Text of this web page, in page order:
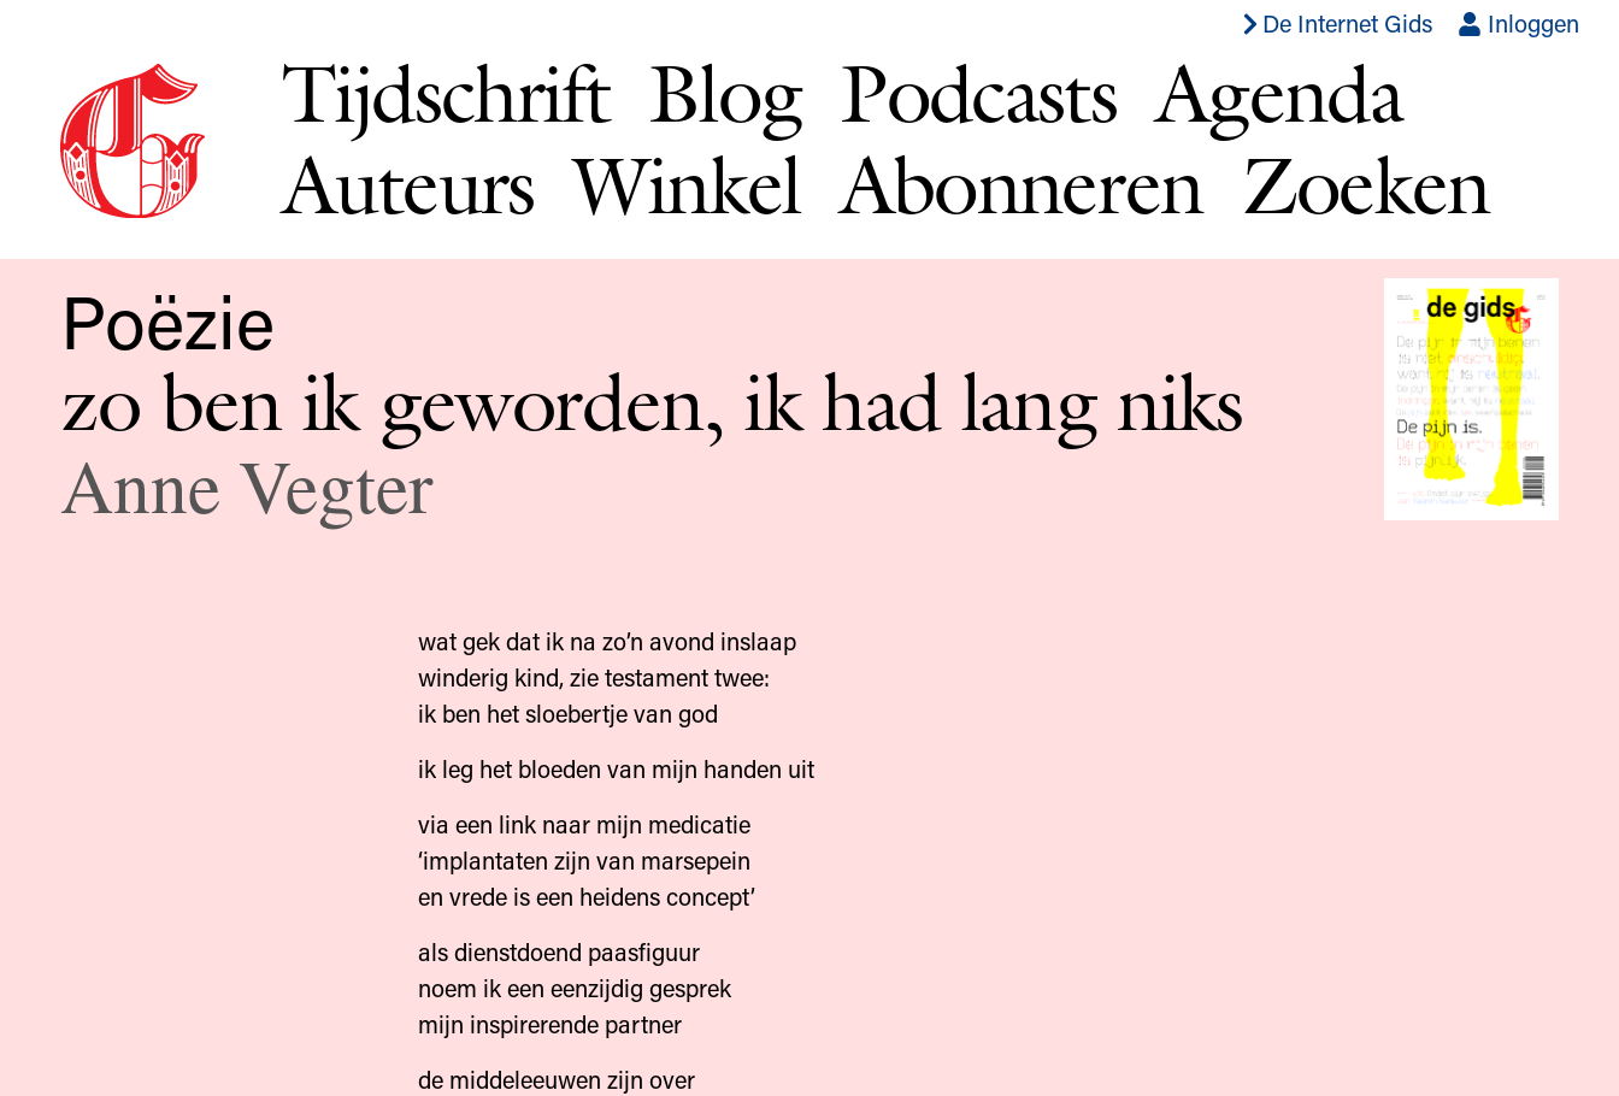
De Internet Gids Inloggen
Tijdschrift Blog Podcasts Agenda
Auteurs Winkel Abonneren Zoeken
Poëzie
zo ben ik geworden, ik had lang niks
Anne Vegter
wat gek dat ik na zo’n avond inslaap
winderig kind, zie testament twee:
ik ben het sloebertje van god
ik leg het bloeden van mijn handen uit
via een link naar mijn medicatie
‘implantaten zijn van marsepein
en vrede is een heidens concept’
als dienstdoend paasfiguur
noem ik een eenzijdig gesprek
mijn inspirerende partner
de middeleeuwen zijn over